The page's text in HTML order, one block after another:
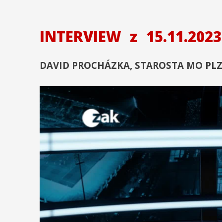
INTERVIEW z 15.11.2023
DAVID PROCHÁZKA, STAROSTA MO